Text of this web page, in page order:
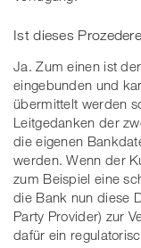
Ist dieses
Ja. Zum einen ist
eingebunden und
übermittelt werden
Leitgedanken der
die eigenen
werden. Wenn der
zum Beispiel eine
die Bank nun diese
Party Provider) zur
dafür ein